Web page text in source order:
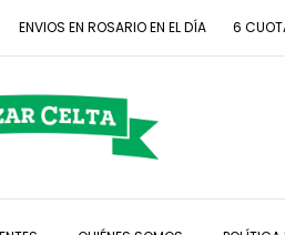
EN ROSARIO EN EL DÍA 6 CUOTAS SIN